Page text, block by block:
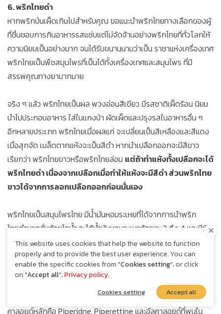
6. พริกไทยดำ
หากพริกป่นเผ็ดเกินไปสำหรับคุณ ขอแนะนำพริกไทยทางเลือกของผู้
ที่ชื่นชอบการกินอาหารรสแซ่บแต่ไม่จัดจ้านอย่างพริกไทยที่ทั่วโลกให้
ความนิยมเป็นอย่างมาก จนได้รับขนานนามว่าเป็น ราชาแห่งเครื่องเทศ
พริกไทยเป็นพืชสมุนไพรที่เป็นได้ทั้งเครื่องเทศและสมุนไพร ที่มี
สรรพคุณทางยามากมาย
จริง ๆ แล้ว พริกไทยเป็นผล พวงอ่อนสีเขียว มีรสชาติเผ็ดร้อน นิยม
นำไปประกอบอาหาร ใส่ในแกงป่า ผัดเผ็ดและปรุงรสในอาหารอื่น ๆ
อีกหลายประเภท พริกไทยเมื่อผลแก่ จะเปลี่ยนเป็นสีเหลืองและสีแดง
เมื่อสุกจัด เมล็ดตากแห้งจะเป็นสีดำ หากนำเปลือกออกจะมีสีขาว
เรียกว่า พริกไทยขาวหรือพริกไทยล่อน แต่ถ้าทำแห้งทั้งเปลือกจะได้
พริกไทยดำ เนื่องจากเปลือกเมื่อทำให้แห้งจะมีสีดำ ส่วนพริกไทย
ขาวได้จากการลอกเปลือกออกก่อนนั่นเอง
พริกไทยเป็นสมุนไพรไทย มีน้ำมันหอมระเหยที่ได้จากการนำพริก
ไทยดำมากลั่นด้วยไอน้ำ จะได้น้ำมันหอมระเหยร้อยละ 2 ถึง 4 และมีชัน
น้ำมัน (Oleoresin) ที่ได้จากการนำพริกไทยดำมาสกัดด้วยตัวทำลาย
ที่ระเหยได้ แล้วนำสิ่งสกัดนั้นมาระเหยตัวทำลายออกให้หมด ส่วนที่
เหลือคือชันน้ำมัน เป็นสารที่ทำให้พริกไทยมีรสเผ็ด
พริกไทยดำ เป็นสมุนไพรไทยที่มีน้ำมันหอมระเหยอยู่ร้อยละ 2-4 มีอัล
คาลอยด์หลักคือ Piperidne, Piperettine และอัลคาลอยด์ที่พบใน
This website uses cookies that help the website to function
properly and to provide the best user experience. You can
enable the specific cookies from“Cookies setting”.or click
on“Accept all”.Privacy policy.
Cookies setting Accept all